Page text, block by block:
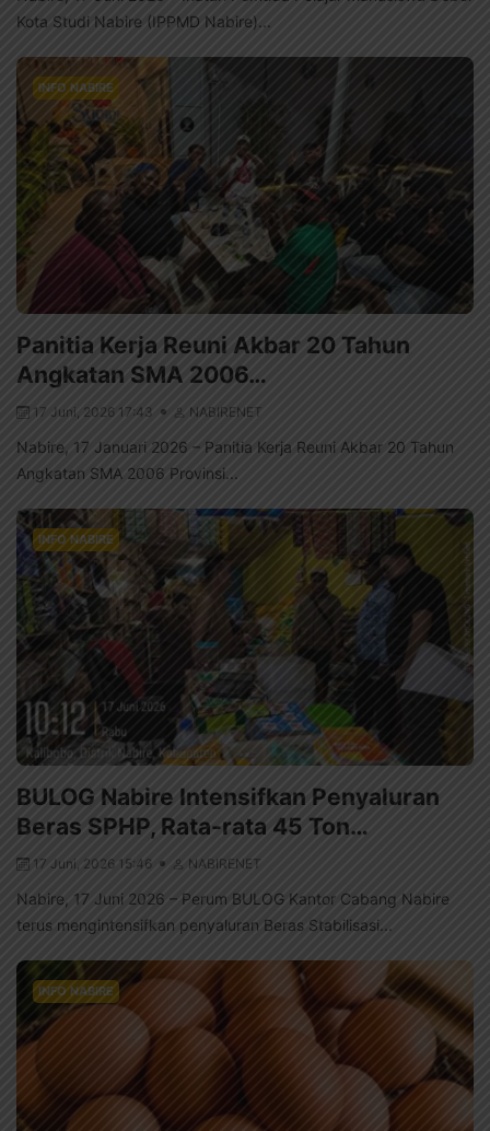
Kota Studi Nabire (IPPMD Nabire)...
INFO NABIRE
Panitia Kerja Reuni Akbar 20 Tahun
Angkatan SMA 2006…
17 Juni, 2026 17:43 NABIRENET
Nabire, 17 Januari 2026 – Panitia Kerja Reuni Akbar 20 Tahun
Angkatan SMA 2006 Provinsi...
INFO NABIRE
BULOG Nabire Intensifkan Penyaluran
Beras SPHP, Rata-rata 45 Ton…
17 Juni, 2026 15:46 NABIRENET
Nabire, 17 Juni 2026 – Perum BULOG Kantor Cabang Nabire
terus mengintensifkan penyaluran Beras Stabilisasi...
INFO NABIRE